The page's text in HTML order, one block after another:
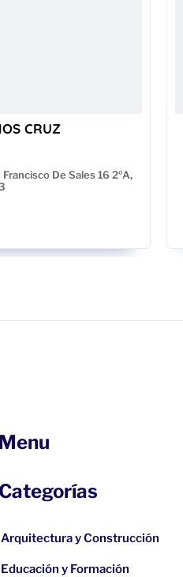
CRUZ
De Sales 16 2ºA,
Menu
Categorías
Arquitectura y Construcción
Educación y Formación